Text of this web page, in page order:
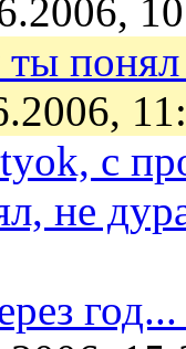
понял
с
не